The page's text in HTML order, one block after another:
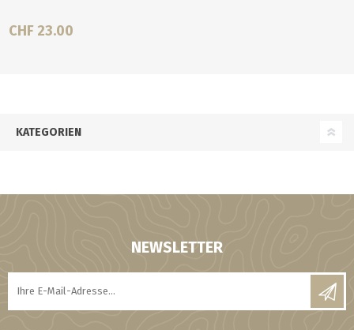
CHF 23.00
KATEGORIEN
NEWSLETTER